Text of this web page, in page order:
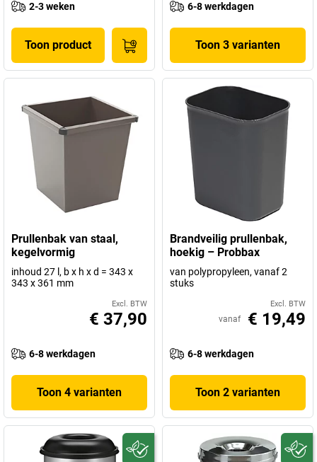
2-3 weken
Toon product
6-8 werkdagen
Toon 3 varianten
Prullenbak van staal,
kegelvormig
inhoud 27 l, b x h x d = 343 x
343 x 361 mm
Excl. BTW
€ 37,90
6-8 werkdagen
Toon 4 varianten
Brandveilig prullenbak,
hoekig – Probbax
van polypropyleen, vanaf 2
stuks
Excl. BTW
vanaf € 19,49
6-8 werkdagen
Toon 2 varianten